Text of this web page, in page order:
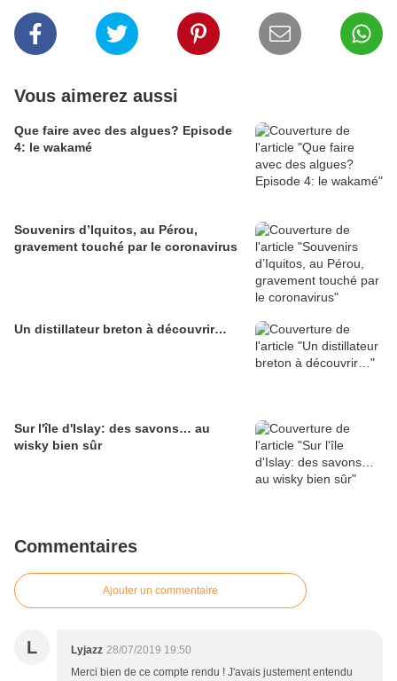
Vous aimerez aussi
Que faire avec des algues? Episode
4: le wakamé
Souvenirs d’Iquitos, au Pérou,
gravement touché par le coronavirus
Un distillateur breton à découvrir…
Sur l'île d'Islay: des savons… au
wisky bien sûr
Commentaires
Ajouter un commentaire
L Lyjazz 28/07/2019 19:50
Merci bien de ce compte rendu ! J'avais justement entendu